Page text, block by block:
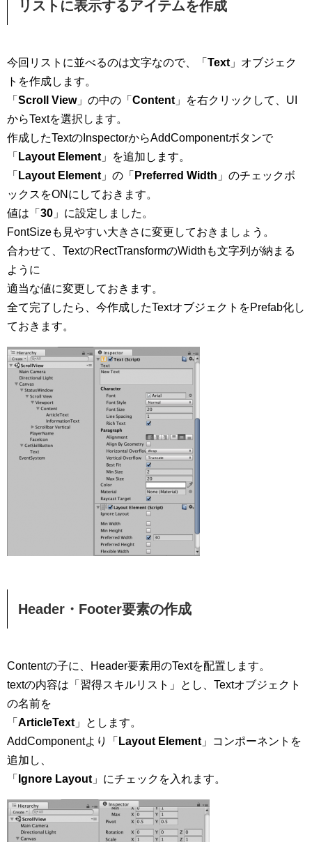
リストに表示するアイテムを作成
今回リストに並べるのは文字なので、「 Text 」オブジェク
トを作成します。
「 Scroll View」の中の「 Content 」を右クリックして、UI
からTextを選択します。
作成したTextのInspectorからAddComponentボタンで
「 Layout Element 」を追加します。
「 Layout Element 」の「 Preferred Width 」のチェックボ
ックスをONにしておきます。
値は「 30 」に設定しました。
FontSizeも見やすい大きさに変更しておきましょう。
合わせて、TextのRectTransformのWidthも文字列が納まる
ように
適当な値に変更しておきます。
全て完了したら、今作成したTextオブジェクトをPrefab化し
ておきます。
Header・Footer要素の作成
Contentの子に、Header要素用のTextを配置します。
textの内容は「習得スキルリスト」とし、Textオブジェクト
の名前を
「 ArticleText 」とします。
AddComponentより「 Layout Element 」コンポーネントを
追加し、
「 Ignore Layout 」にチェックを入れます。